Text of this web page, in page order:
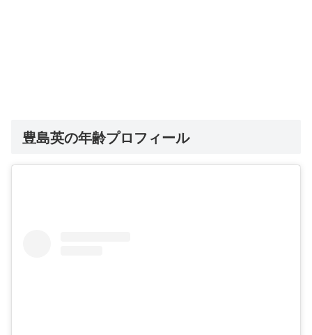
豊島英の年齢プロフィール